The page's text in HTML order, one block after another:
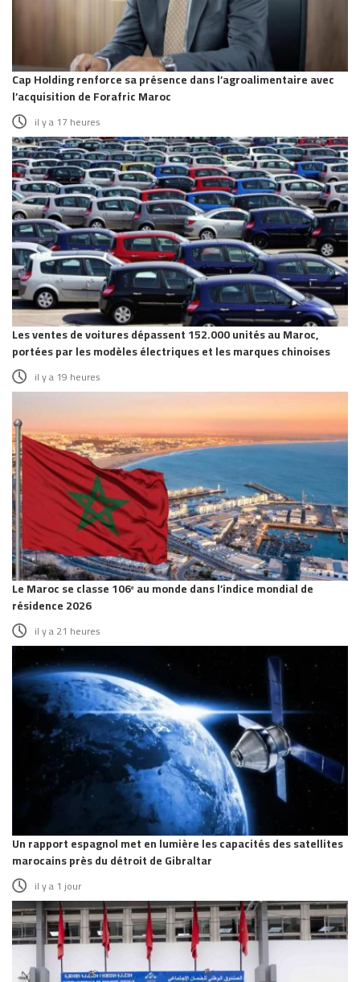
Cap Holding renforce sa présence dans l’agroalimentaire avec
l’acquisition de Forafric Maroc
il y a 17 heures
Les ventes de voitures dépassent 152.000 unités au Maroc,
portées par les modèles électriques et les marques chinoises
il y a 19 heures
Le Maroc se classe 106ᵉ au monde dans l’indice mondial de
résidence 2026
il y a 21 heures
Un rapport espagnol met en lumière les capacités des satellites
marocains près du détroit de Gibraltar
il y a 1 jour